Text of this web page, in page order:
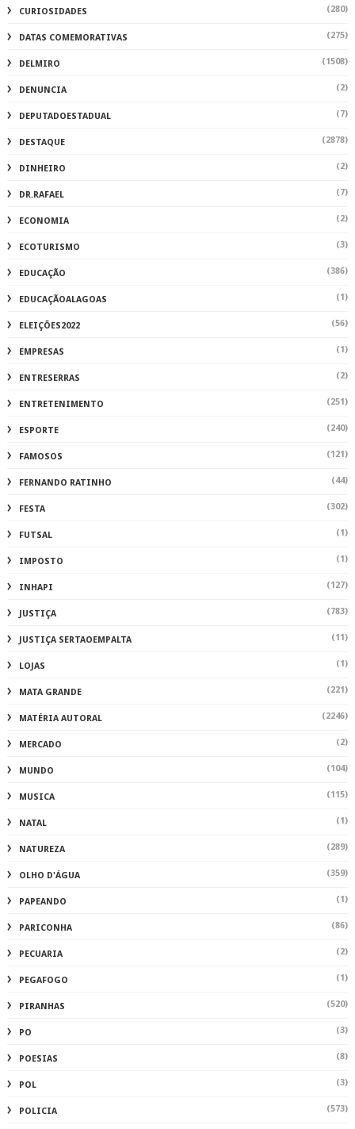
CURIOSIDADES (280)
DATAS COMEMORATIVAS (275)
DELMIRO (1508)
DENUNCIA (2)
DEPUTADOESTADUAL (7)
DESTAQUE (2878)
DINHEIRO (2)
DR.RAFAEL (7)
ECONOMIA (2)
ECOTURISMO (3)
EDUCAÇÃO (386)
EDUCAÇÃOALAGOAS (1)
ELEIÇÕES2022 (56)
EMPRESAS (1)
ENTRESERRAS (2)
ENTRETENIMENTO (251)
ESPORTE (240)
FAMOSOS (121)
FERNANDO RATINHO (44)
FESTA (302)
FUTSAL (1)
IMPOSTO (1)
INHAPI (127)
JUSTIÇA (783)
JUSTIÇA SERTAOEMPALTA (11)
LOJAS (1)
MATA GRANDE (221)
MATÉRIA AUTORAL (2246)
MERCADO (2)
MUNDO (104)
MUSICA (115)
NATAL (1)
NATUREZA (289)
OLHO D'ÁGUA (359)
PAPEANDO (1)
PARICONHA (86)
PECUARIA (2)
PEGAFOGO (1)
PIRANHAS (520)
PO (3)
POESIAS (8)
POL (3)
POLICIA (573)